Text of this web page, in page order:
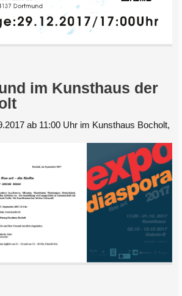
im Kunsthaus der
ab 11:00 Uhr im Kunsthaus Bocholt,